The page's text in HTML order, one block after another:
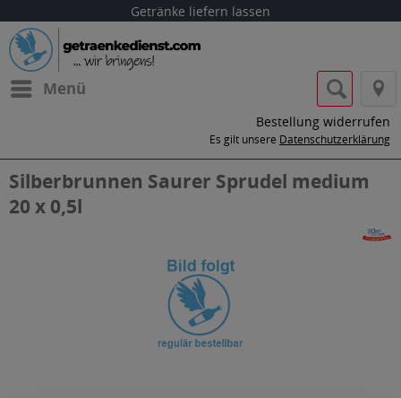
Getränke liefern lassen
Menü
Bestellung widerrufen
Es gilt unsere Datenschutzerklärung
Silberbrunnen Saurer Sprudel medium
20 x 0,5l